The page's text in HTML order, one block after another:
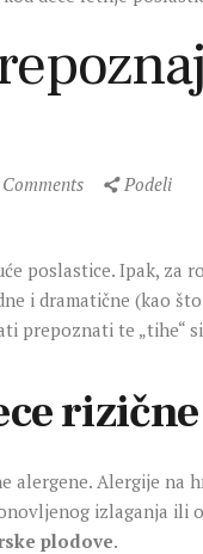
Comments Podeli
poslastice. Ipak, za
i dramatične (kao
prepoznati te „tihe“
Alergije
izlaganja ili
plodove.